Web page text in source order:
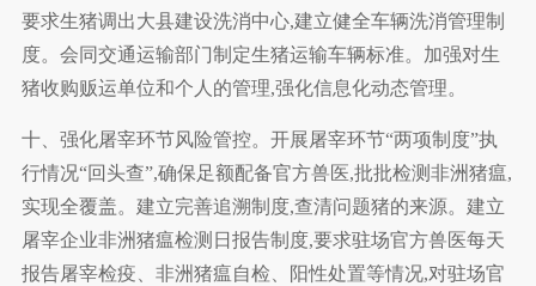
要求生猪调出大县建设洗消中心,建立健全车辆洗消管理制
度。会同交通运输部门制定生猪运输车辆标准。加强对生
猪收购贩运单位和个人的管理,强化信息化动态管理。
十、强化屠宰环节风险管控。开展屠宰环节“两项制度”执
行情况“回头查”,确保足额配备官方兽医,批批检测非洲猪瘟,
实现全覆盖。建立完善追溯制度,查清问题猪的来源。建立
屠宰企业非洲猪瘟检测日报告制度,要求驻场官方兽医每天
报告屠宰检疫、非洲猪瘟自检、阳性处置等情况,对驻场官